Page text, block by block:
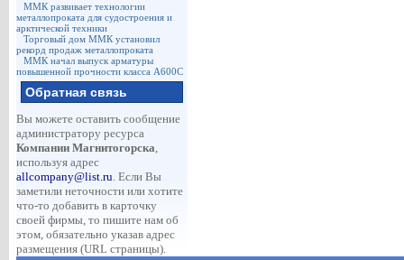
ММК развивает технологии
металлопроката для судостроения и
арктической техники
Торговый дом ММК установил
рекорд продаж металлопроката
ММК начал выпуск арматуры
повышенной прочности класса А600С
Обратная связь
Вы можете оставить сообщение
администратору ресурса
Компании Магнитогорска,
используя адрес
allcompany@list.ru. Если Вы
заметили неточности или хотите
что-то добавить в карточку
своей фирмы, то пишите нам об
этом, обязательно указав адрес
размещения (URL страницы).